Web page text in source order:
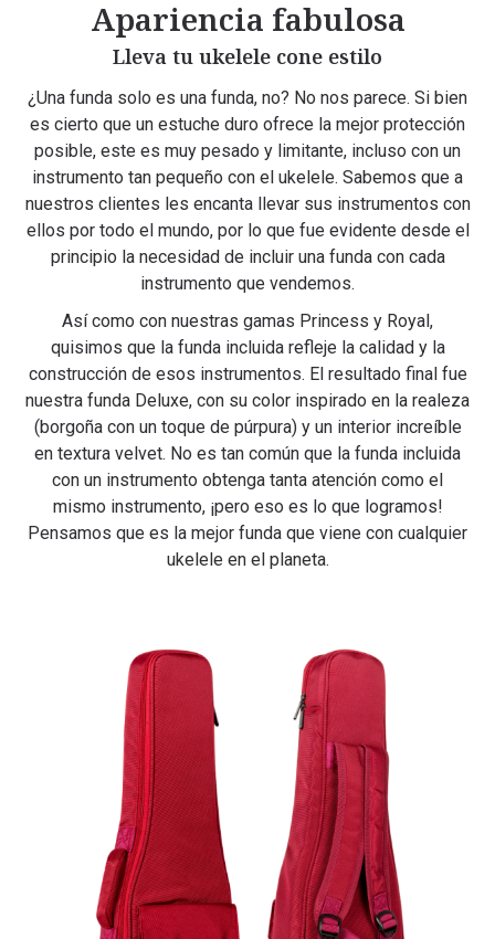
Apariencia fabulosa
Lleva tu ukelele cone estilo
¿Una funda solo es una funda, no? No nos parece. Si bien
es cierto que un estuche duro ofrece la mejor protección
posible, este es muy pesado y limitante, incluso con un
instrumento tan pequeño con el ukelele. Sabemos que a
nuestros clientes les encanta llevar sus instrumentos con
ellos por todo el mundo, por lo que fue evidente desde el
principio la necesidad de incluir una funda con cada
instrumento que vendemos.
Así como con nuestras gamas Princess y Royal,
quisimos que la funda incluida refleje la calidad y la
construcción de esos instrumentos. El resultado final fue
nuestra funda Deluxe, con su color inspirado en la realeza
(borgoña con un toque de púrpura) y un interior increíble
en textura velvet. No es tan común que la funda incluida
con un instrumento obtenga tanta atención como el
mismo instrumento, ¡pero eso es lo que logramos!
Pensamos que es la mejor funda que viene con cualquier
ukelele en el planeta.